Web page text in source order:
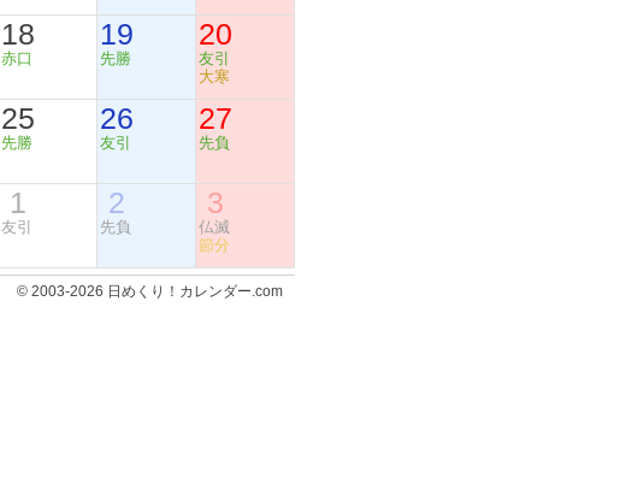
18
赤口
19
先勝
20
友引
大寒
25
先勝
26
友引
27
先負
1
友引
2
先負
3
仏滅
節分
© 2003-2026 日めくり！カレンダー.com